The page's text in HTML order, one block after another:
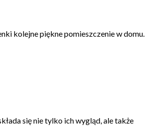
kolejne piękne pomieszczenie w domu.
się nie tylko ich wygląd, ale także